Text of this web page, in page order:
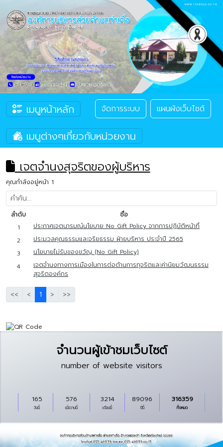
เมนูหน้าหลัก จัดการระบบ แผนผังเว็บไซต์
เมนูต่างๆเกี่ยวกับหน่วยงาน
เจตจํานงสุจริตของผู้บริหาร
คุณกำลังอยู่หน้า 1
ลำดับ
ชื่อ
1
ประกาศเจตนารมณ์นโยบาย No Gift Policy จากการปฏิบัติหน้าที่
2
ประมวลคุณธรรมและจริยธรรม ฝ่ายบริหาร ประจำปี 2565
3
นโยบายไม่รับของขวัญ (No Gift Policy)
4
เจตจำนงทางการเมืองในการต่อต้านการทุจริตและค่านิยมวัฒนธรรม
สุจริตองค์กร
<< < 1 > >>
จำนวนผู้เข้าชมเว็บไซต์
number of website visitors
วันนี้
165
เมื่อวานนี้
576
เดือนนี้
3214
ปีนี้
89096
ทั้งหมด
316359